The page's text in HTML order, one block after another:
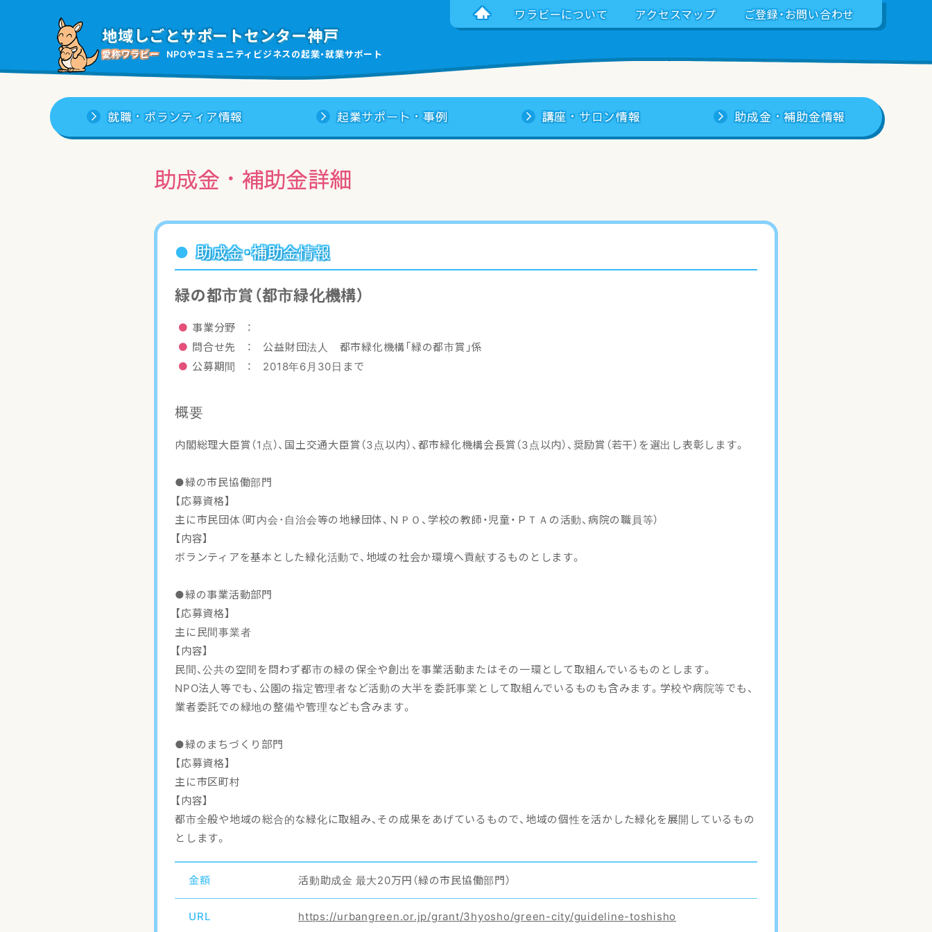
ワラビーについて アクセスマップ ご登録・お問い合わせ
地域しごとサポートセンター神戸
愛称ワラビー NPOやコミュニティビジネスの起業・就業サポート
就職・ボランティア情報 起業サポート・事例 講座・サロン情報 助成金・補助金情報
助成金・補助金詳細
助成金・補助金情報
緑の都市賞（都市緑化機構）
事業分野 ：
問合せ先 ： 公益財団法人 都市緑化機構「緑の都市賞」係
公募期間 ： 2018年6月30日まで
概要
内閣総理大臣賞（1点）、国土交通大臣賞（3点以内）、都市緑化機構会長賞（3点以内）、奨励賞（若干）を選出し表彰します。
●緑の市民協働部門
【応募資格】
主に市民団体（町内会･自治会等の地縁団体、ＮＰＯ、学校の教師・児童・ＰＴＡの活動、病院の職員等）
【内容】
ボランティアを基本とした緑化活動で、地域の社会か環境へ貢献するものとします。
●緑の事業活動部門
【応募資格】
主に民間事業者
【内容】
民間、公共の空間を問わず都市の緑の保全や創出を事業活動またはその一環として取組んでいるものとします。
NPO法人等でも、公園の指定管理者など活動の大半を委託事業として取組んでいるものも含みます。学校や病院等でも、
業者委託での緑地の整備や管理なども含みます。
●緑のまちづくり部門
【応募資格】
主に市区町村
【内容】
都市全般や地域の総合的な緑化に取組み、その成果をあげているもので、地域の個性を活かした緑化を展開しているもの
とします。
金額 活動助成金 最大20万円（緑の市民協働部門）
URL https://urbangreen.or.jp/grant/3hyosho/green-city/guideline-toshisho